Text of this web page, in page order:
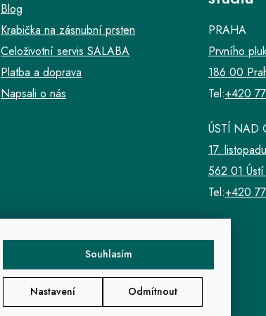
Odmítnout
Souhlasím
Nastavení
Blog
Krabička na zásnubní prsten
Celoživotní servis SALABA
Platba a doprava
Napsali o nás
PRAHA
Prvního
186 00
Tel:+420
ÚSTÍ NAD
17.
562 01
Tel:+420